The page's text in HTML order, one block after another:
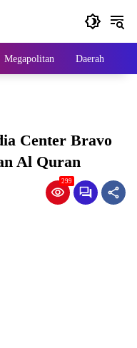
Megapolitan Daerah
Center Bravo
Al Quran
299